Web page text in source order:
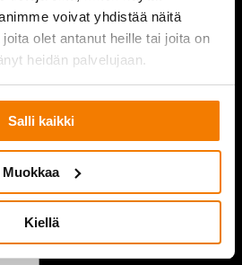
voivat yhdistää näitä
olet antanut heille tai joita on
heidän palvelujaan.
Salli kaikki
Muokkaa
Kiellä